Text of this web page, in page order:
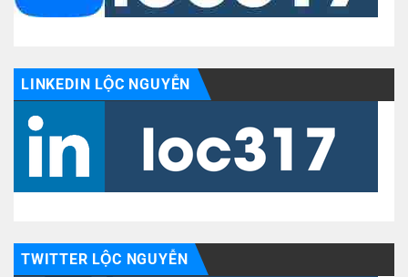
LINKEDIN LỘC NGUYỄN
TWITTER LỘC NGUYỄN